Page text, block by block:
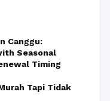
Canggu:
Seasonal
Timing
Tapi Tidak